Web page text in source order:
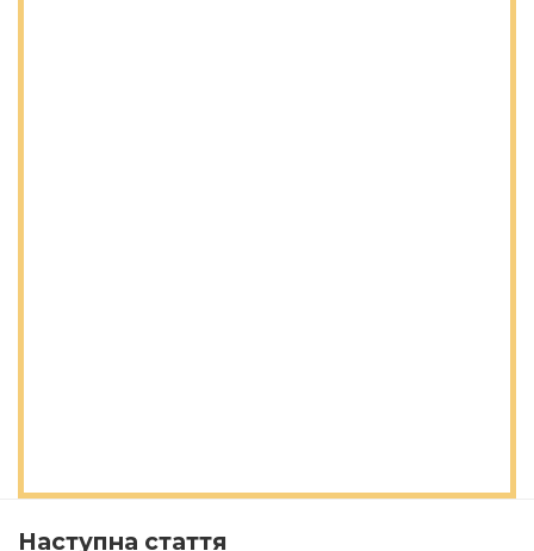
Наступна стаття